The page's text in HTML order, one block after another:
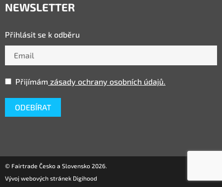
NEWSLETTER
Přihlásit se k odběru
Přijímám zásady ochrany osobních údajů.
© Fairtrade Česko a Slovensko 2026.
Vývoj webových stránek Digihood